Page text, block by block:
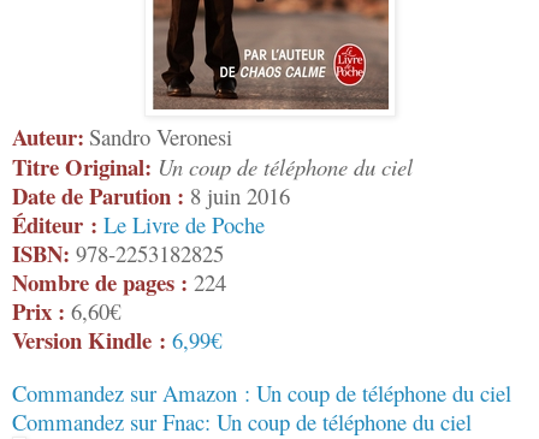
Auteur: Sandro Veronesi
Titre Original: Un coup de téléphone du ciel
Date de Parution : 8 juin 2016
Éditeur : Le Livre de Poche
ISBN: 978-2253182825
Nombre de pages : 224
Prix : 6,60€
Version Kindle : 6,99€
Commandez sur Amazon : Un coup de téléphone du ciel
Commandez sur Fnac: Un coup de téléphone du ciel